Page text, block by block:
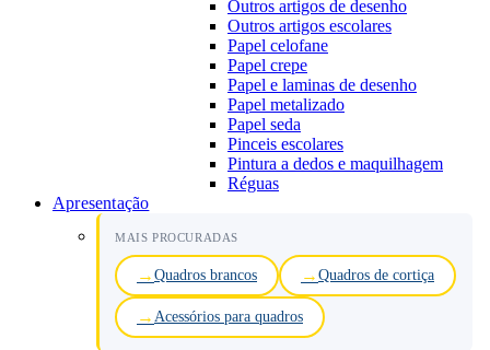
Outros artigos de desenho
Outros artigos escolares
Papel celofane
Papel crepe
Papel e laminas de desenho
Papel metalizado
Papel seda
Pinceis escolares
Pintura a dedos e maquilhagem
Réguas
Apresentação
MAIS PROCURADAS
Quadros brancos Quadros de cortiça
Acessórios para quadros